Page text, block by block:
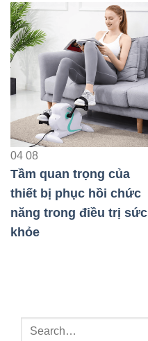
04 08
Tầm quan trọng của
thiết bị phục hồi chức
năng trong điều trị sức
khỏe